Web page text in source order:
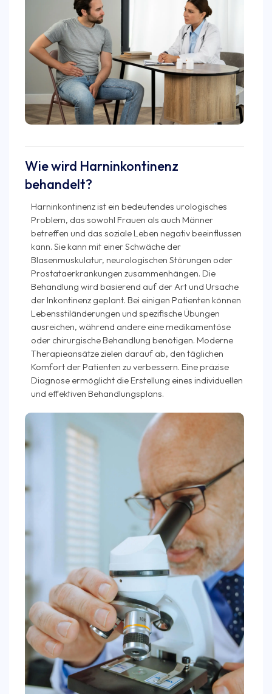
Wie wird Harninkontinenz
behandelt?
Harninkontinenz ist ein bedeutendes urologisches
Problem, das sowohl Frauen als auch Männer
betreffen und das soziale Leben negativ beeinflussen
kann. Sie kann mit einer Schwäche der
Blasenmuskulatur, neurologischen Störungen oder
Prostataerkrankungen zusammenhängen. Die
Behandlung wird basierend auf der Art und Ursache
der Inkontinenz geplant. Bei einigen Patienten können
Lebensstiländerungen und spezifische Übungen
ausreichen, während andere eine medikamentöse
oder chirurgische Behandlung benötigen. Moderne
Therapieansätze zielen darauf ab, den täglichen
Komfort der Patienten zu verbessern. Eine präzise
Diagnose ermöglicht die Erstellung eines individuellen
und effektiven Behandlungsplans.